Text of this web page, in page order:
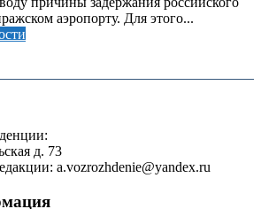
аэропорту. Для этого...
д. 73
a.vozrozhdenie@yandex.ru